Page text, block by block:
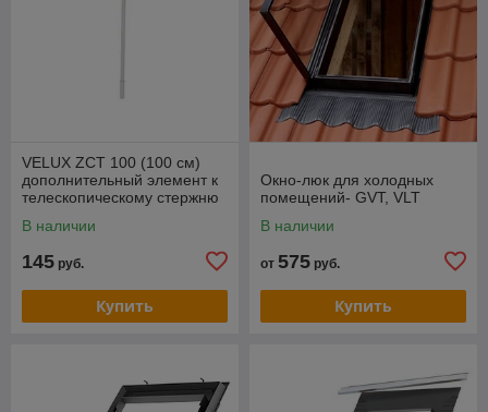
VELUX ZCT 100 (100 см)
дополнительный элемент к
телескопическому стержню
В наличии
145 руб.
Купить
Окно-люк для холодных
помещений- GVT, VLT
В наличии
от 575 руб.
Купить